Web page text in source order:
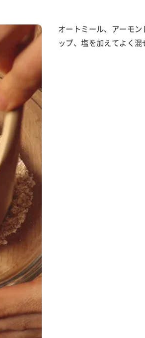
オートミール、アーモ
ップ、塩を加えてよく混